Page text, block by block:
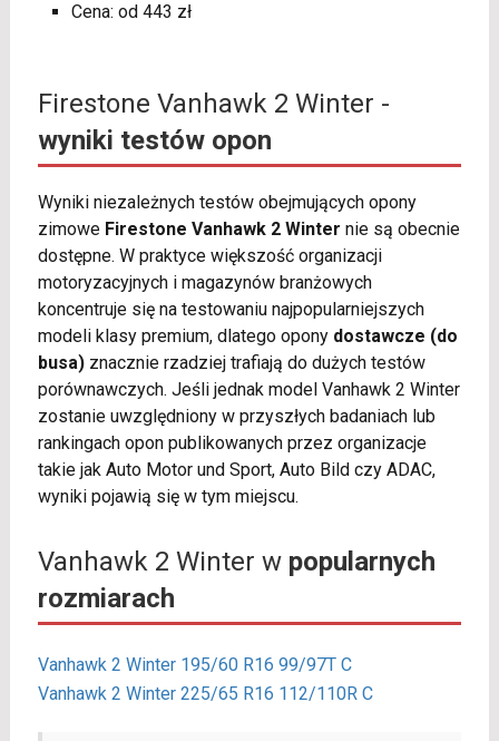
Cena: od 443 zł
Firestone Vanhawk 2 Winter -
wyniki testów opon
Wyniki niezależnych testów obejmujących opony
zimowe Firestone Vanhawk 2 Winter nie są obecnie
dostępne. W praktyce większość organizacji
motoryzacyjnych i magazynów branżowych
koncentruje się na testowaniu najpopularniejszych
modeli klasy premium, dlatego opony dostawcze (do
busa)znacznie rzadziej trafiają do dużych testów
porównawczych. Jeśli jednak model Vanhawk 2 Winter
zostanie uwzględniony w przyszłych badaniach lub
rankingach opon publikowanych przez organizacje
takie jak Auto Motor und Sport, Auto Bild czy ADAC,
wyniki pojawią się w tym miejscu.
Vanhawk 2 Winter w popularnych
rozmiarach
Vanhawk 2 Winter 195/60 R16 99/97T C
Vanhawk 2 Winter 225/65 R16 112/110R C